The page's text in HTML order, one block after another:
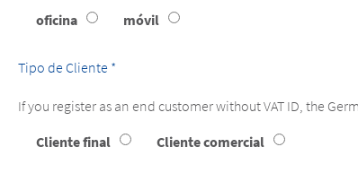
Tipo
del
alumno
oficina móvil
Tipo de Cliente *
If you register as an end customer without VAT ID, the
TipoCliente final Cliente comercial